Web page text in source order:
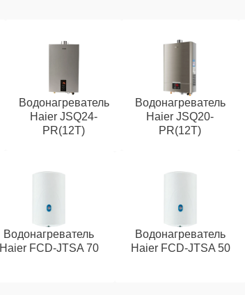
Водонагреватель
Haier JSQ24-
PR(12T)
Водонагреватель
Haier JSQ20-
PR(12T)
Водонагреватель
Haier FCD-JTSA 70
Водонагреватель
Haier FCD-JTSA 50